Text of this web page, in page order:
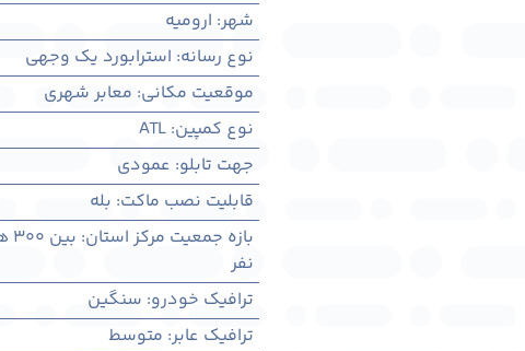
شهر: اروميه
نوع رسانه: استرابورد یک وجهی
موقعیت مکانی: معابر شهری
نوع کمپین:
ATL
جهت تابلو: عمودی
قابلیت نصب ماکت: بله
بازه جمعیت مرکز استان: بین ۳۰۰ هزار تا ۱ میلیون نفر
نفر
ترافیک خودرو: سنگین
ترافیک عابر: متوسط